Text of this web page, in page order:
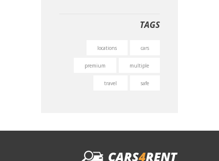
TAGS
cars
locations
multiple
premium
safe
travel